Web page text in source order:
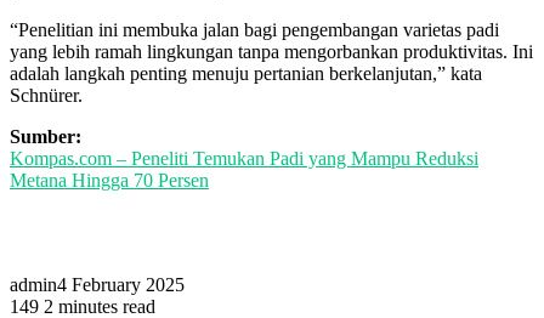
“Penelitian ini membuka jalan bagi pengembangan varietas padi
yang lebih ramah lingkungan tanpa mengorbankan produktivitas. Ini
adalah langkah penting menuju pertanian berkelanjutan,” kata
Schnürer.
Sumber:
Kompas.com – Peneliti Temukan Padi yang Mampu Reduksi
Metana Hingga 70 Persen
admin4 February 2025
149 2 minutes read